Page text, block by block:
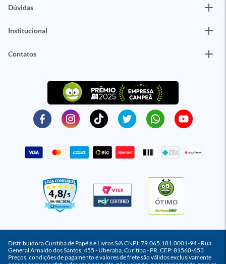
Dúvidas
Institucional
Contatos
ÓTIMO
Distribuidora Curitiba de Papéis e Livros S/A CNPJ: 79.065.181.0001-94 - Rua
General Arnaldo dos Santos, 455 - Uberaba, Curitiba - PR, CEP: 81560-653
Preços, condições de pagamento e valores de frete são válidos exclusivamente